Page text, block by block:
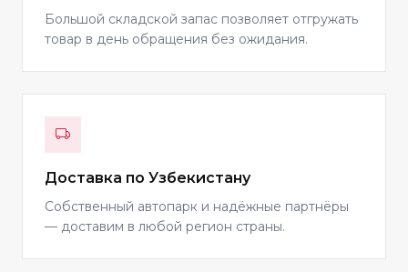
Большой складской запас позволяет отгружать
товар в день обращения без ожидания.
Доставка по Узбекистану
Собственный автопарк и надёжные партнёры
— доставим в любой регион страны.